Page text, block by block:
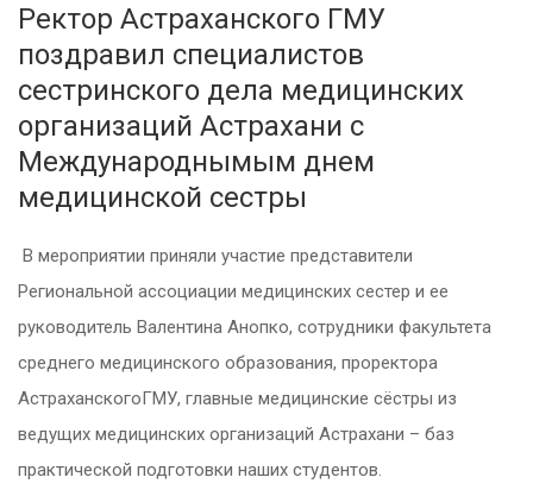
Ректор Астраханского ГМУ
поздравил специалистов
сестринского дела медицинских
организаций Астрахани с
Международнымым днем
медицинской сестры
В мероприятии приняли участие представители
Региональной ассоциации медицинских сестер и ее
руководитель Валентина Анопко, сотрудники факультета
среднего медицинского образования, проректора
АстраханскогоГМУ, главные медицинские сёстры из
ведущих медицинских организаций Астрахани – баз
практической подготовки наших студентов.